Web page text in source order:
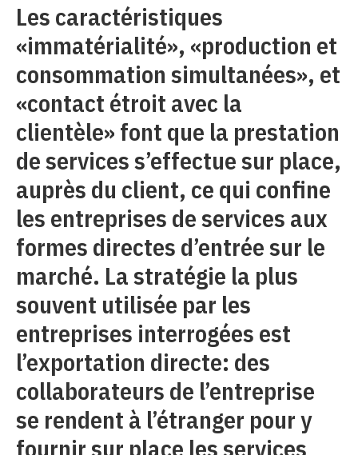
Les caractéristiques
«immatérialité», «production et
consommation simultanées», et
«contact étroit avec la
clientèle» font que la prestation
de services s’effectue sur place,
auprès du client, ce qui confine
les entreprises de services aux
formes directes d’entrée sur le
marché. La stratégie la plus
souvent utilisée par les
entreprises interrogées est
l’exportation directe: des
collaborateurs de l’entreprise
se rendent à l’étranger pour y
fournir sur place les services